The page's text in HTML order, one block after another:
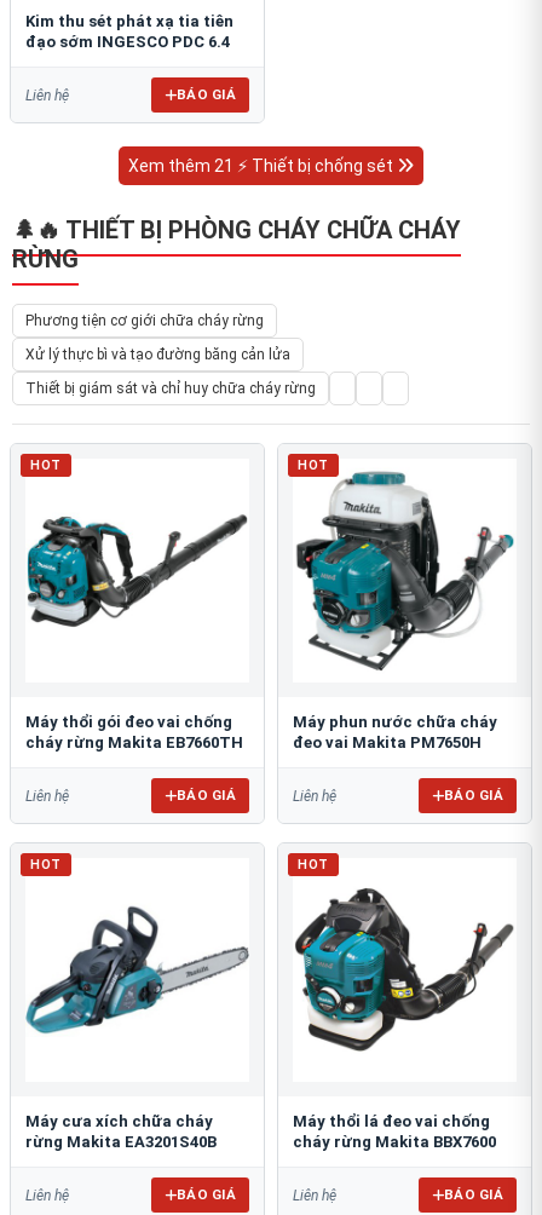
Kim thu sét phát xạ tia tiên
đạo sớm INGESCO PDC 6.4
Liên hệ BÁO GIÁ
Xem thêm 21 ⚡ Thiết bị chống sét
🌲🔥 THIẾT BỊ PHÒNG CHÁY CHỮA CHÁY
RỪNG
Phương tiện cơ giới chữa cháy rừng
Xử lý thực bì và tạo đường băng cản lửa
Thiết bị giám sát và chỉ huy chữa cháy rừng
HOT
Máy thổi gói đeo vai chống
cháy rừng Makita EB7660TH
Liên hệ BÁO GIÁ
HOT
Máy phun nước chữa cháy
đeo vai Makita PM7650H
Liên hệ BÁO GIÁ
HOT
Máy cưa xích chữa cháy
rừng Makita EA3201S40B
Liên hệ BÁO GIÁ
HOT
Máy thổi lá đeo vai chống
cháy rừng Makita BBX7600
Liên hệ BÁO GIÁ